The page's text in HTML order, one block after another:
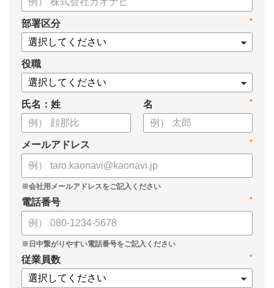
【資料の内容】
・タレントマネジメント推進の事業戦略貢献度
・タレントマネジメントシステム導入の手応え
・人事担当者以外でのカオナビ利用比率
これからのタレントマネジメントが目指すべき指針の参考と
して、ぜひお役立てください。
*
部署区分
役職
氏名：姓 *
名
*
メールアドレス
*
電話番号
*
従業員数